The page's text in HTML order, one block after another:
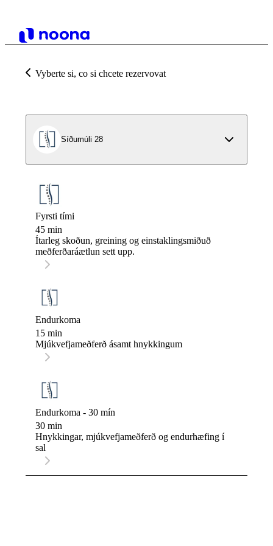
Vyberte si, co si chcete rezervovat
Síðumúli 28
Fyrsti tími
45 min
Ítarleg skoðun, greining og einstaklingsmiðuð
meðferðaráætlun sett upp.
Endurkoma
15 min
Mjúkvefjameðferð ásamt hnykkingum
Endurkoma - 30 mín
30 min
Hnykkingar, mjúkvefjameðferð og endurhæfing í
sal